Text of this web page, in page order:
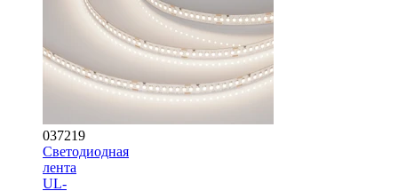
037219
Светодиодная
лента
UL-